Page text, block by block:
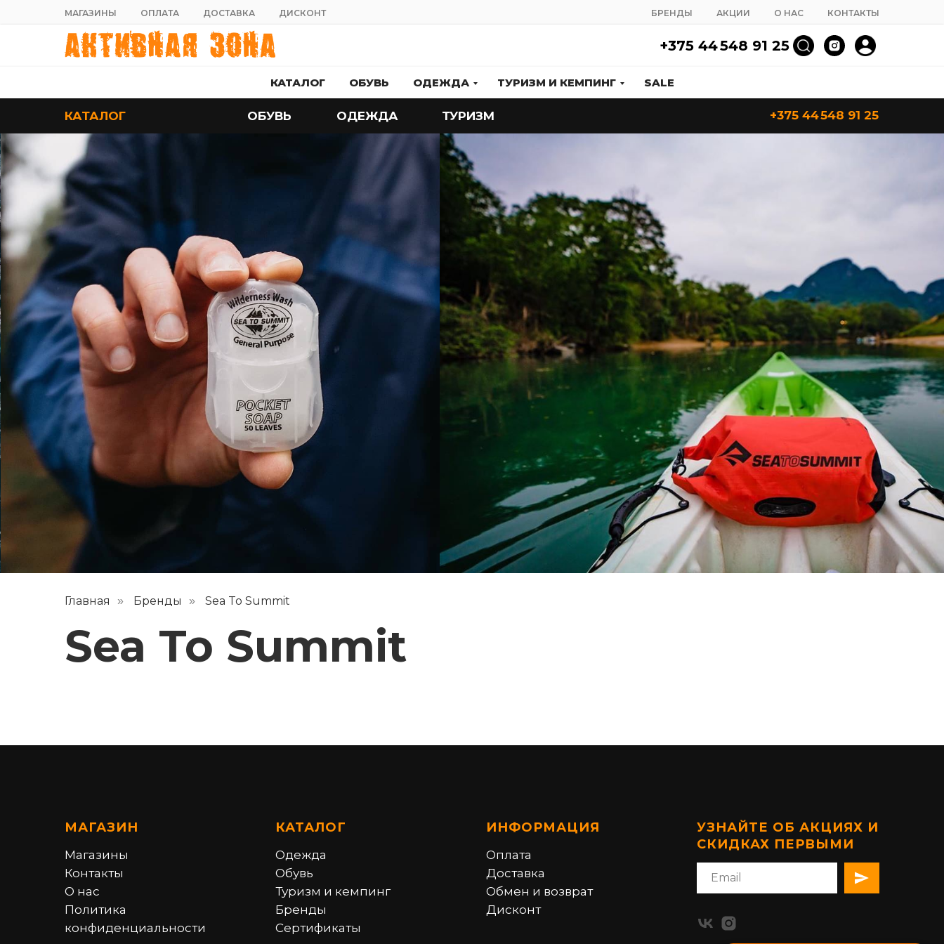
МАГАЗИНЫ ОПЛАТА ДОСТАВКА ДИСКОНТ БРЕНДЫ АКЦИИ О НАС КОНТАКТЫ
+375 44 548 91 25
КАТАЛОГ ОБУВЬ ОДЕЖДА ТУРИЗМ И КЕМПИНГ SALE
КАТАЛОГ +375 44 548 91 25
ОДЕЖДА
ОБУВЬ ТУРИЗМ
Главная » Бренды » Sea To Summit
Sea To Summit
МАГАЗИН
Магазины
Контакты
О нас
Политика
конфиденциальности
КАТАЛОГ
Одежда
Обувь
Туризм и кемпинг
Бренды
Сертификаты
ИНФОРМАЦИЯ
Оплата
Доставка
Обмен и возврат
Дисконт
УЗНАЙТЕ ОБ АКЦИЯХ И
СКИДКАХ ПЕРВЫМИ